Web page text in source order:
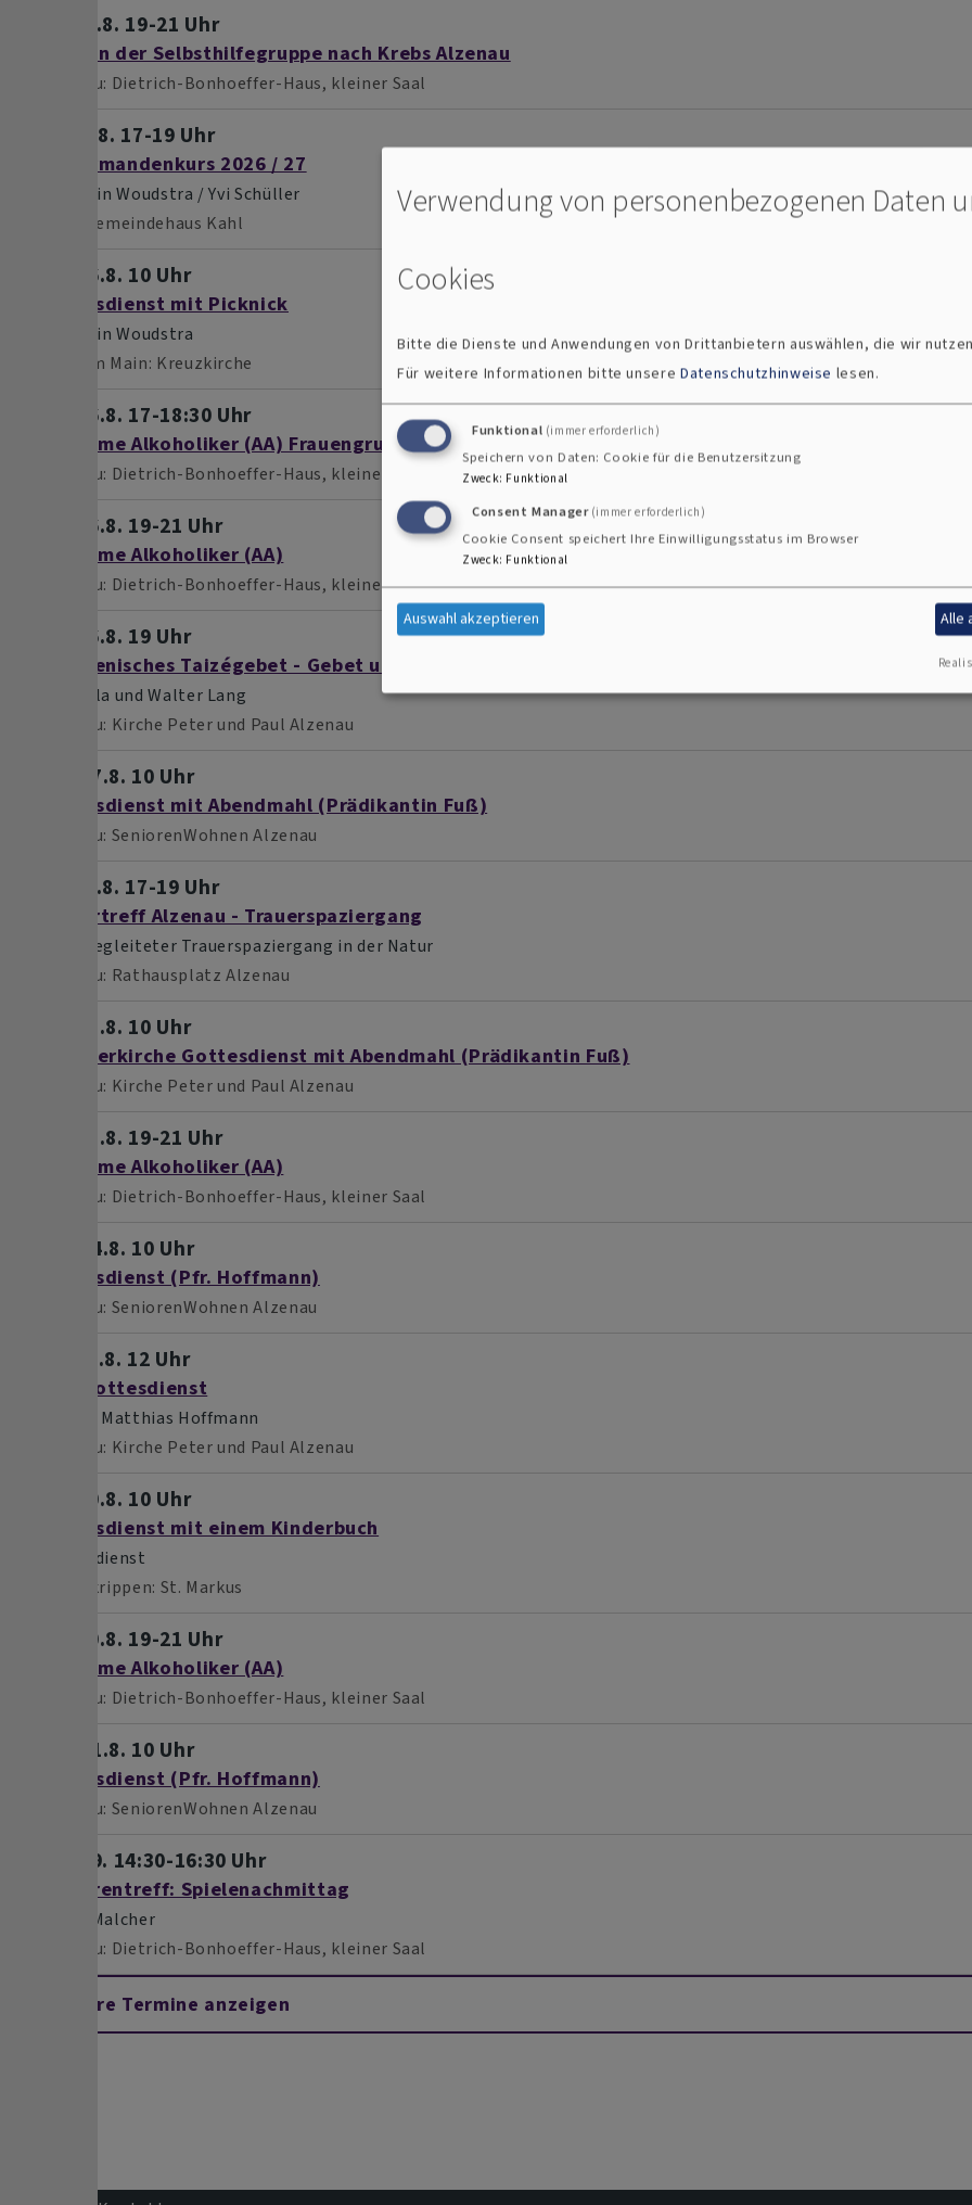
Mi, 12.8. 19-21 Uhr
Treffen der Selbsthilfegruppe nach Krebs Alzenau
Alzenau Dietrich-Bonhoeffer-Haus, kleiner Saal
Fr, 14.8. 17-19 Uhr
Konfirmandenkurs 2026 / 27
Pfarrerin Woudstra / Yvi Schüller
Gemeindehaus Kahl
So, 16.8. 10 Uhr
Gottesdienst mit Picknick
Pfarrerin Woudstra
Kahl am Main Kreuzkirche
So, 16.8. 17-18:30 Uhr
Anonyme Alkoholiker (AA) Frauengruppe
Alzenau Dietrich-Bonhoeffer-Haus, kleiner Saal
So, 16.8. 19-21 Uhr
Anonyme Alkoholiker (AA)
Alzenau Dietrich-Bonhoeffer-Haus, kleiner Saal
So, 16.8. 19 Uhr
Ökumenisches Taizégebet - Gebet um Frieden und Versöhnung
Michaela und Walter Lang
Alzenau Kirche Peter und Paul Alzenau
Mo, 17.8. 10 Uhr
Gottesdienst mit Abendmahl (Prädikantin Fuß)
Alzenau SeniorenWohnen Alzenau
Mi, 19.8. 17-19 Uhr
Trauertreff Alzenau - Trauerspaziergang
... ein begleiteter Trauerspaziergang in der Natur
Alzenau Rathausplatz Alzenau
So, 23.8. 10 Uhr
Sommerkirche Gottesdienst mit Abendmahl (Prädikantin Fuß)
Alzenau Kirche Peter und Paul Alzenau
So, 23.8. 19-21 Uhr
Anonyme Alkoholiker (AA)
Alzenau Dietrich-Bonhoeffer-Haus, kleiner Saal
Mo, 24.8. 10 Uhr
Gottesdienst (Pfr. Hoffmann)
Alzenau SeniorenWohnen Alzenau
Sa, 29.8. 12 Uhr
Taufgottesdienst
Pfarrer Matthias Hoffmann
Alzenau Kirche Peter und Paul Alzenau
So, 30.8. 10 Uhr
Gottesdienst mit einem Kinderbuch
Gottesdienst
Schöllkrippen St. Markus
So, 30.8. 19-21 Uhr
Anonyme Alkoholiker (AA)
Alzenau Dietrich-Bonhoeffer-Haus, kleiner Saal
Mo, 31.8. 10 Uhr
Gottesdienst (Pfr. Hoffmann)
Alzenau SeniorenWohnen Alzenau
Mi, 2.9. 14:30-16:30 Uhr
Seniorentreff: Spielenachmittag
Helga Malcher
Alzenau Dietrich-Bonhoeffer-Haus, kleiner Saal
Weitere Termine anzeigen
Verwendung von personenbezogenen Daten
Cookies
Bitte die Dienste und Anwendungen von Drittanbietern auswählen, die wir
Für weitere Informationen bitte unsere Datenschutzhinweise lesen.
Funktional (immer erforderlich)
Speichern von Daten: Cookie für die Benutzersitzung
Zweck: Funktional
Consent Manager (immer erforderlich)
Cookie Consent speichert Ihre Einwilligungsstatus im Browser
Zweck: Funktional
Auswahl akzeptieren Alle